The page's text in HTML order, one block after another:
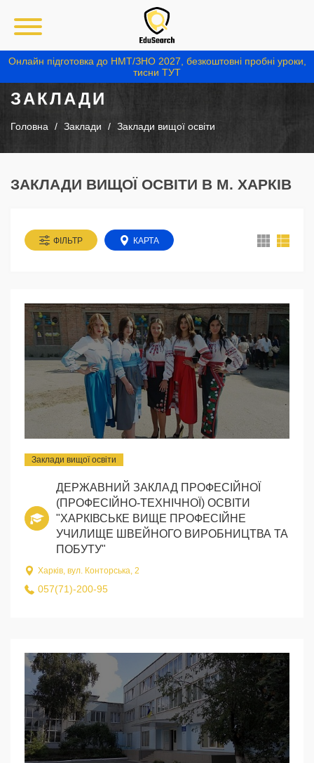
Онлайн підготовка до НМТ/ЗНО 2027, безкоштовні пробні уроки,
тисни ТУТ
ЗАКЛАДИ
Головна Заклади Заклади вищої освіти
ЗАКЛАДИ ВИЩОЇ ОСВІТИ В М. ХАРКІВ
ФІЛЬТР КАРТА
Заклади вищої освіти
ДЕРЖАВНИЙ ЗАКЛАД ПРОФЕСІЙНОЇ
(ПРОФЕСІЙНО-ТЕХНІЧНОЇ) ОСВІТИ
"ХАРКІВСЬКЕ ВИЩЕ ПРОФЕСІЙНЕ
УЧИЛИЩЕ ШВЕЙНОГО ВИРОБНИЦТВА ТА
ПОБУТУ"
Харків, вул. Конторська, 2
057(71)-200-95